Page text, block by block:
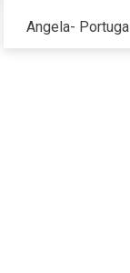
Angela- Portugal